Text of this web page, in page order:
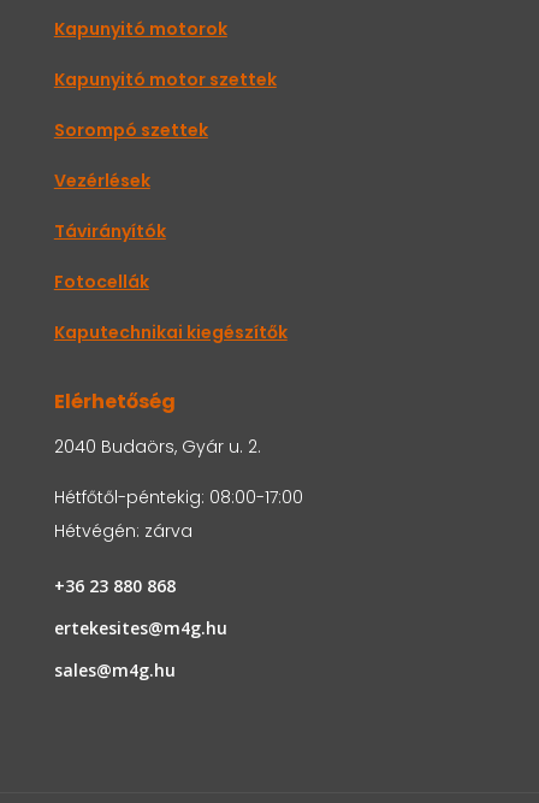
Kapunyitó motorok
Kapunyitó motor szettek
Sorompó szettek
Vezérlések
Távirányítók
Fotocellák
Kaputechnikai kiegészítők
Elérhetőség
2040 Budaörs, Gyár u. 2.
Hétfőtől-péntekig: 08:00-17:00
Hétvégén: zárva
+36 23 880 868
ertekesites@m4g.hu
sales@m4g.hu